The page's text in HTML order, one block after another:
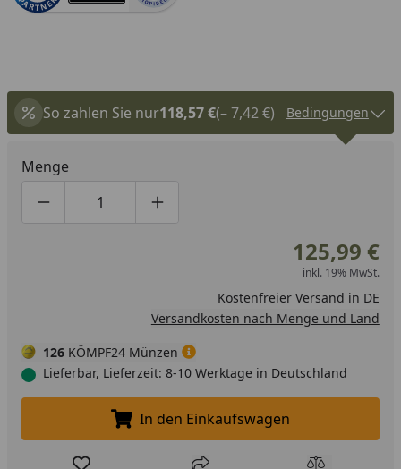
So zahlen Sie nur118,57 €(– 7,42 €) Bedingungen
Menge
Produktmenge um eins verringern
Produktmenge manuell eingeben
Produktmenge um eins erhöhen
125,99 €
inkl. 19% MwSt.
Kostenfreier Versand in DE
Versandkosten nach Menge und Land
126 KÖMPF24 Münzen
Lieferbar, Lieferzeit: 8-10 Werktage in Deutschland
In den Einkaufswagen legen
In den Einkaufswagen